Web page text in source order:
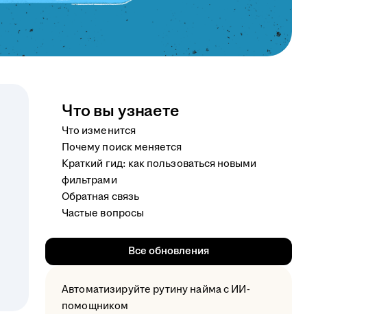
Что вы узнаете
Что изменится
Почему поиск меняется
Краткий гид: как пользоваться новыми
фильтрами
Обратная связь
Частые вопросы
Все обновления
Автоматизируйте рутину найма с ИИ-
помощником